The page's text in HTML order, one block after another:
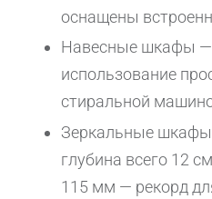
оснащены
Навесные шкафы
использование
стиральной
Зеркальные
глубина всего 12
115 мм — рекорд